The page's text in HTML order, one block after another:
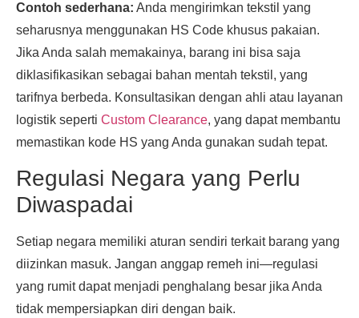
Contoh sederhana: Anda mengirimkan tekstil yang
seharusnya menggunakan HS Code khusus pakaian.
Jika Anda salah memakainya, barang ini bisa saja
diklasifikasikan sebagai bahan mentah tekstil, yang
tarifnya berbeda. Konsultasikan dengan ahli atau layanan
logistik seperti Custom Clearance, yang dapat membantu
memastikan kode HS yang Anda gunakan sudah tepat.
Regulasi Negara yang Perlu
Diwaspadai
Setiap negara memiliki aturan sendiri terkait barang yang
diizinkan masuk. Jangan anggap remeh ini—regulasi
yang rumit dapat menjadi penghalang besar jika Anda
tidak mempersiapkan diri dengan baik.